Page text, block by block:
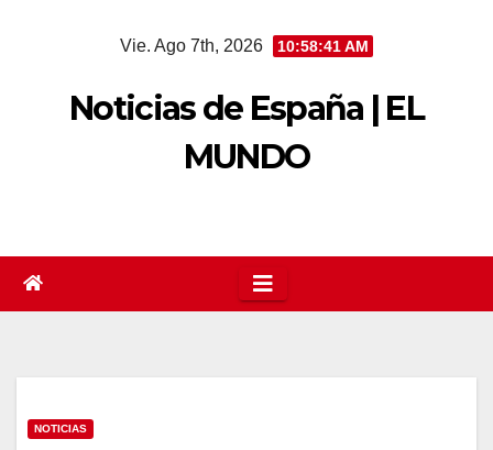
Vie. Ago 7th, 2026 10:58:42 AM
Noticias de España | EL
MUNDO
NOTICIAS